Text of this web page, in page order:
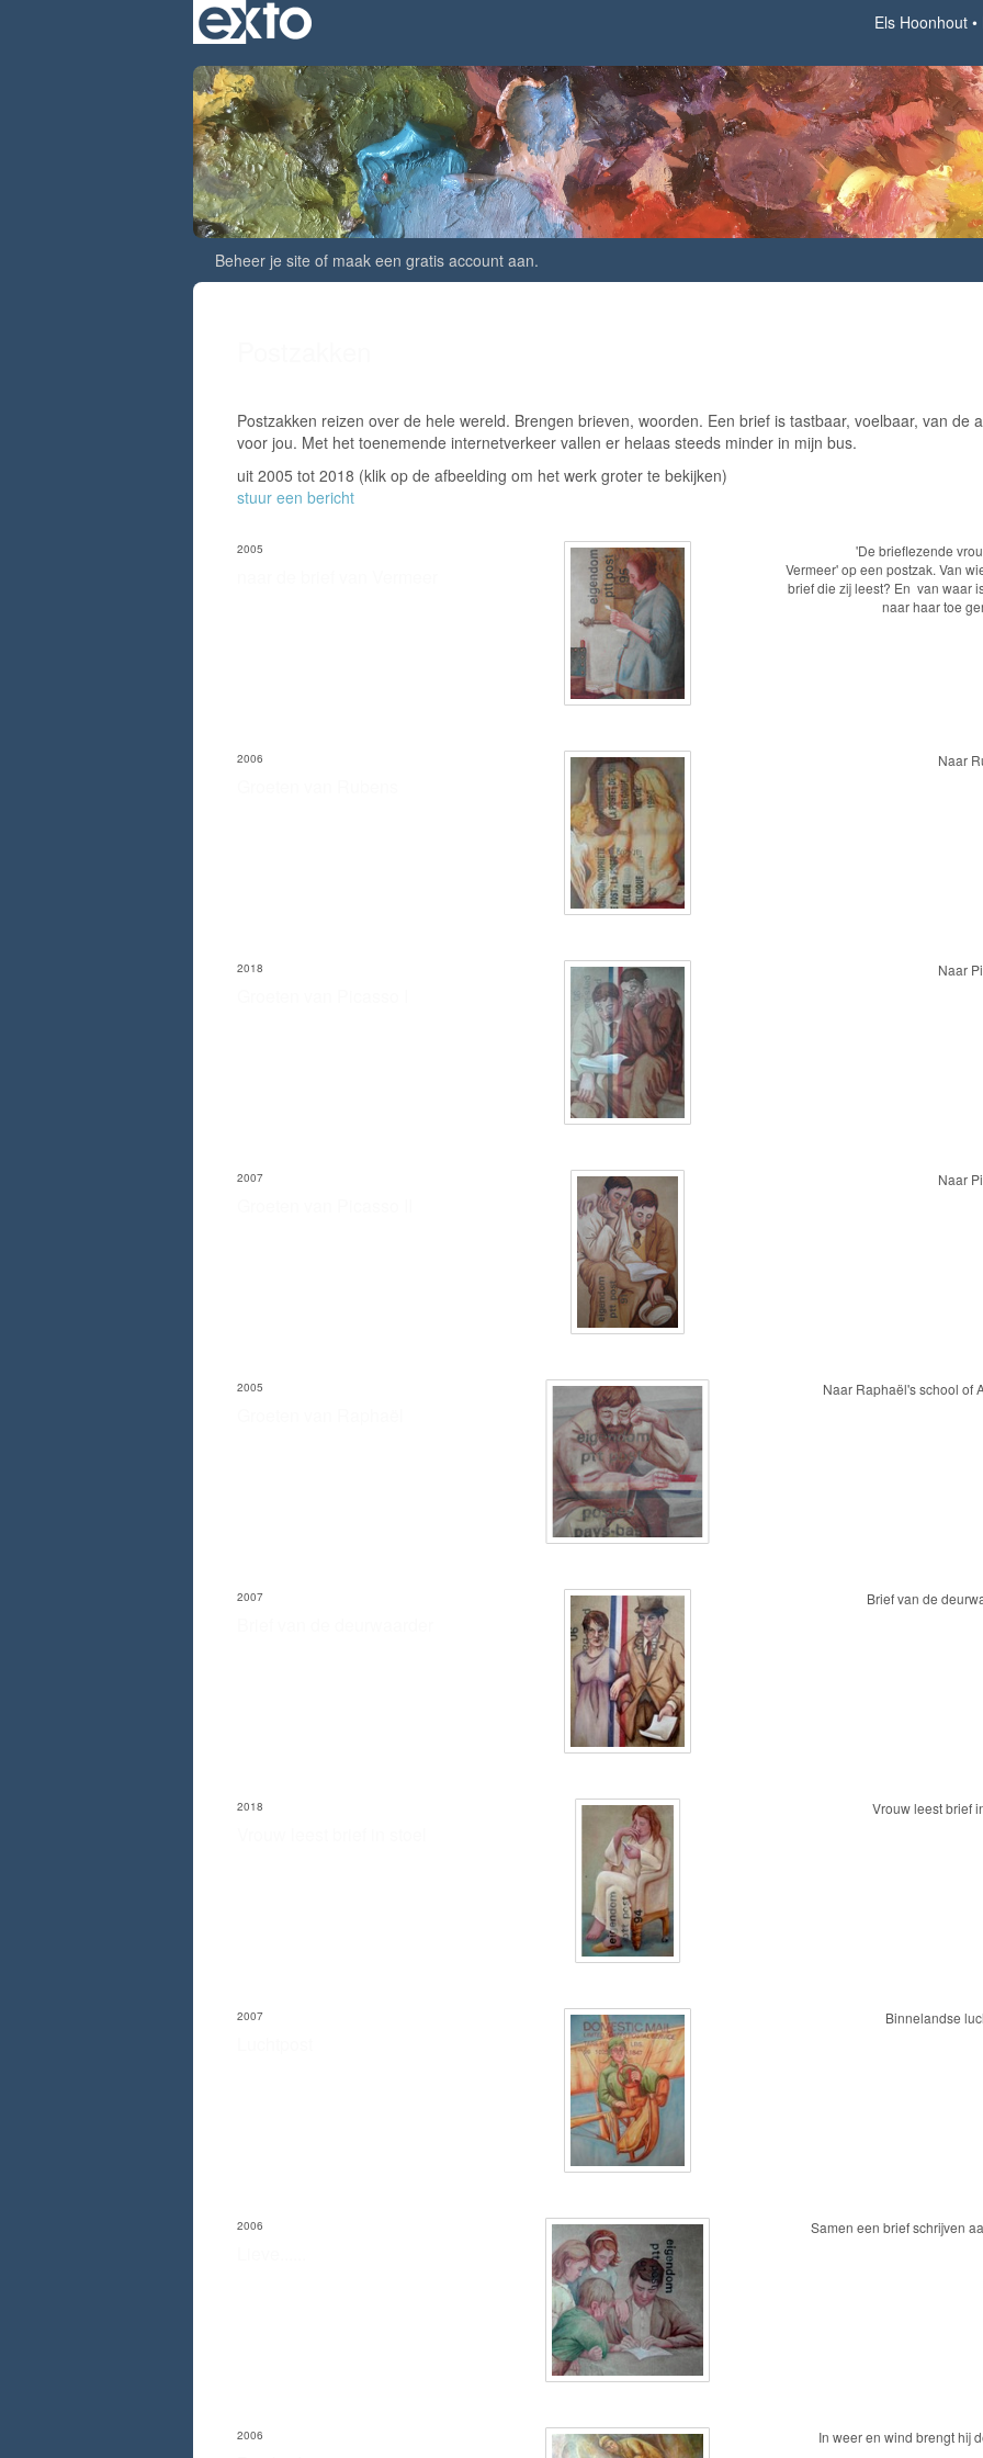
Els Hoonhout
Beheer je site of maak een gratis account aan.
Postzakken reizen over de hele wereld. Brengen brieven, woorden. Een brief is tastbaar, voelbaar, van de
voor jou. Met het toenemende internetverkeer vallen er helaas steeds minder in mijn bus.
uit 2005 tot 2018 (klik op de afbeelding om het werk groter te bekijken)
stuur een bericht
2005
'De brieflezende
Vermeer' op een postzak. Van
brief die zij leest? En van waar
naar haar toe
2006 Naar
2018 Naar
2007 Naar
2005 Naar Raphaël's school of
2007 Brief van de
2018 Vrouw leest brief
2007 Binnelandse
2006 Samen een brief schrijven
2006 In weer en wind brengt hij